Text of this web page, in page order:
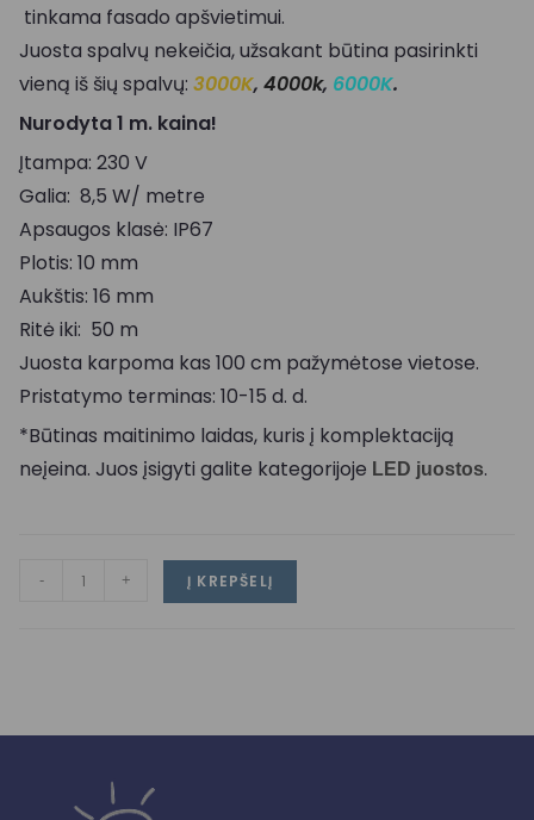
tinkama fasado apšvietimui.
Juosta spalvų nekeičia, užsakant būtina pasirinkti
vieną iš šių spalvų: 3000K, 4000k, 6000K.
Nurodyta 1 m. kaina!
Įtampa: 230 V
Galia: 8,5 W/ metre
Apsaugos klasė: IP67
Plotis: 10 mm
Aukštis: 16 mm
Ritė iki: 50 m
Juosta karpoma kas 100 cm pažymėtose vietose.
Pristatymo terminas: 10-15 d. d.
*Būtinas maitinimo laidas, kuris į komplektaciją
neįeina. Juos įsigyti galite kategorijoje LED juostos.
- + Į KREPŠELĮ